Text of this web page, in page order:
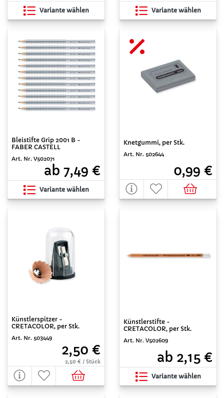
Variante wählen Variante wählen
Bleistifte Grip 2001 B -
FABER CASTELL
Art. Nr. V502071
ab 7,49 €
Variante wählen
Knetgummi, per Stk.
Art. Nr. 502644
0,99 €
Künstlerspitzer -
CRETACOLOR, per Stk.
Art. Nr. 503449
2,50 €
2,50 € / Stück
Künstlerstifte -
CRETACOLOR, per Stk.
Art. Nr. V502609
ab 2,15 €
Variante wählen